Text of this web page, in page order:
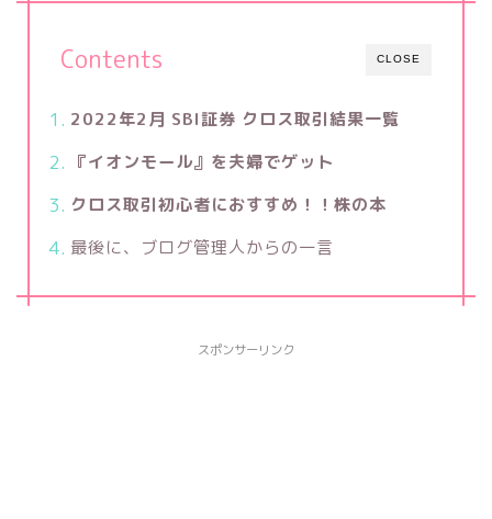
CLOSE
Contents
2022年2月 SBI証券 クロス取引結果一覧
『イオンモール』を夫婦でゲット
クロス取引初心者におすすめ！！株の本
最後に、ブログ管理人からの一言
スポンサーリンク